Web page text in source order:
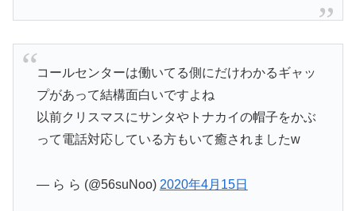
コールセンターは働いてる側にだけわかるギャッ
プがあって結構面白いですよね
以前クリスマスにサンタやトナカイの帽子をかぶ
って電話対応している方もいて癒されましたw
— ら ら (@56suNoo) 2020年4月15日